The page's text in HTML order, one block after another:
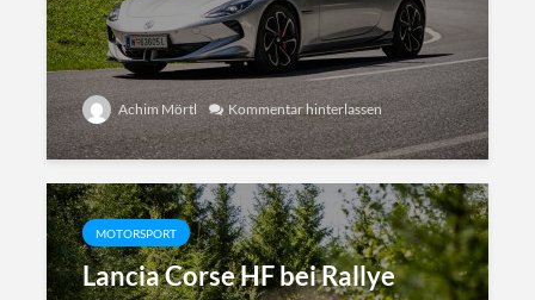
Achim Mörtl Kommentar hinterlassen
MOTORSPORT
Lancia Corse HF bei Rallye